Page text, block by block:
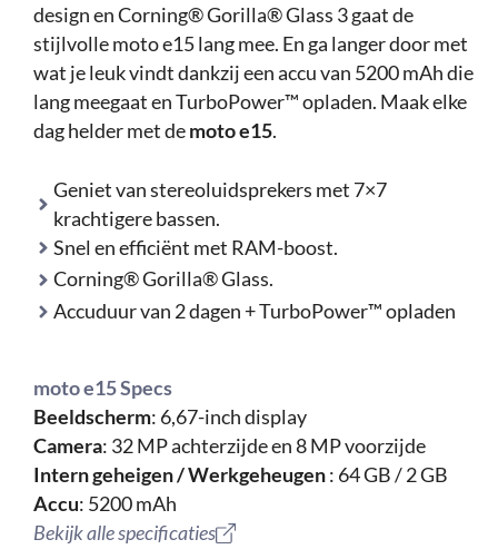
design en Corning® Gorilla® Glass 3 gaat de
stijlvolle moto e15 lang mee. En ga langer door met
wat je leuk vindt dankzij een accu van 5200 mAh die
lang meegaat en TurboPower™ opladen. Maak elke
dag helder met demoto e15.
Geniet van stereoluidsprekers met 7×7
krachtigere bassen.
Snel en efficiënt met RAM-boost.
Corning® Gorilla® Glass.
Accuduur van 2 dagen + TurboPower™ opladen
moto e15 Specs
Beeldscherm: 6,67-inch display
Camera: 32 MP achterzijde en 8 MP voorzijde
Intern geheigen / Werkgeheugen: 64 GB / 2 GB
Accu: 5200 mAh
Bekijk alle specificaties